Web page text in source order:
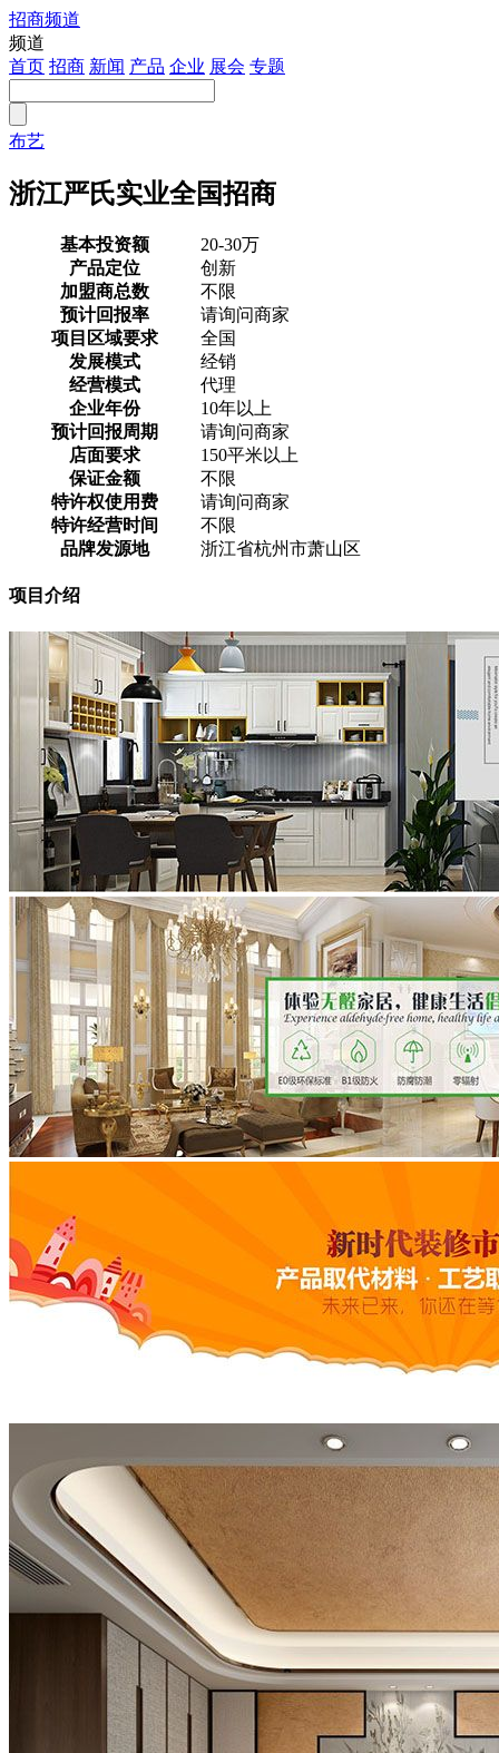
招商频道
频道
首页 招商 新闻 产品 企业 展会 专题
布艺
浙江严氏实业全国招商
基本投资额
20-30万
产品定位
创新
加盟商总数
不限
预计回报率
请询问商家
项目区域要求
全国
发展模式
经销
经营模式
代理
企业年份
10年以上
预计回报周期
请询问商家
店面要求
150平米以上
保证金额
不限
特许权使用费
请询问商家
特许经营时间
不限
品牌发源地
浙江省杭州市萧山区
项目介绍